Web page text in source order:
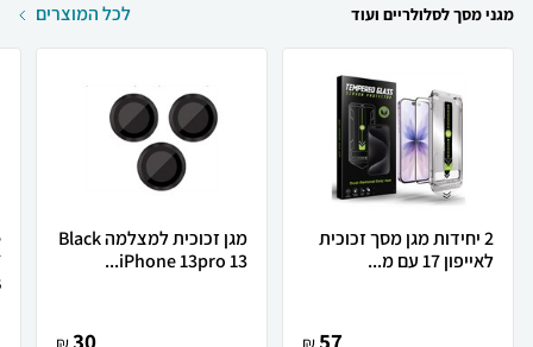
מגני מסך לסלולריים ועוד לכל המוצרים
2 יחידות מגן מסך זכוכית
לאייפון 17 עם מ...
57
מגן זכוכית למצלמה Black
iPhone 13pro 13...
30